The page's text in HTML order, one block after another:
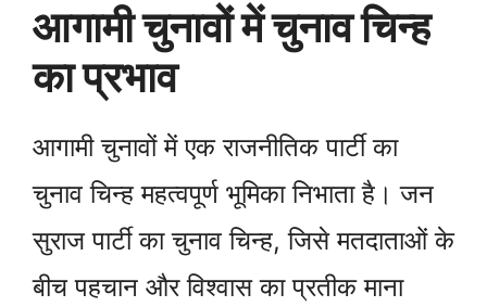
आगामी चुनावों में चुनाव चिन्ह
का प्रभाव
आगामी चुनावों में एक राजनीतिक पार्टी का
चुनाव चिन्ह महत्वपूर्ण भूमिका निभाता है। जन
सुराज पार्टी का चुनाव चिन्ह, जिसे मतदाताओं के
बीच पहचान और विश्वास का प्रतीक माना